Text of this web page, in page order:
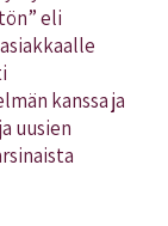
eli
kanssa ja
uusien